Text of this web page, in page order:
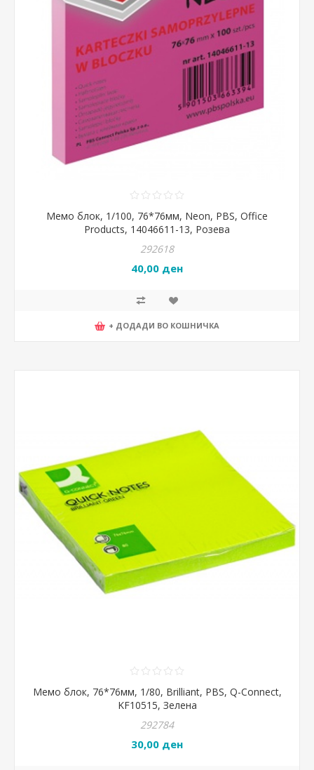
Мемо блок, 1/100, 76*76мм, Neon, PBS, Office
Products, 14046611-13, Розева
292618
40,00 ден
+ ДОДАДИ ВО КОШНИЧКА
Мемо блок, 76*76мм, 1/80, Brilliant, PBS, Q-Connect,
KF10515, Зелена
292784
30,00 ден